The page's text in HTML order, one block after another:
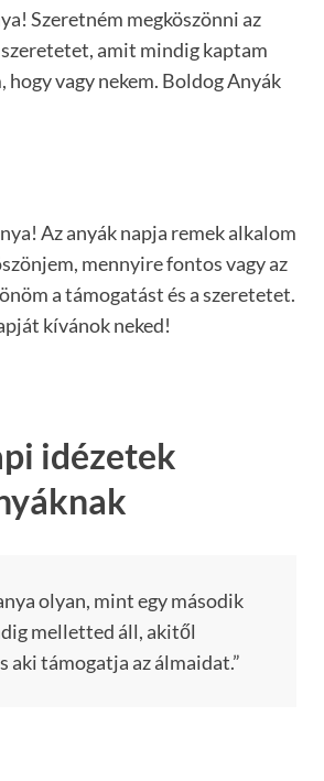
Szeretném megköszönni az
amit mindig kaptam
hogy vagy nekem. Boldog Anyák
Az anyák napja remek alkalom
mennyire fontos vagy az
a támogatást és a szeretetet.
kívánok neked!
idézetek
olyan, mint egy második
melletted áll, akitől
aki támogatja az álmaidat.”